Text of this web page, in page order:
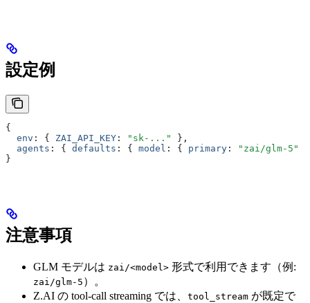
設定例
{
  env
: { ZAI_API_KEY : "sk-..." } ,
  agents
: { defaults : { model : { primary : "zai/glm-5"
}
注意事項
GLM モデルは zai/<model> 形式で利用できます（例:
zai/glm-5 ）。
Z.AI の tool-call streaming では、 tool_stream が既定で